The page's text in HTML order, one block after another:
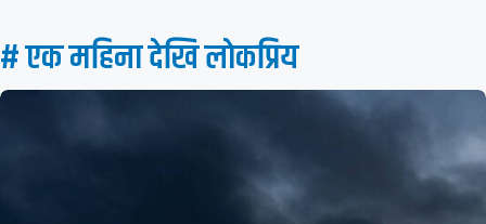
# एक महिना देखि लाेकप्रिय